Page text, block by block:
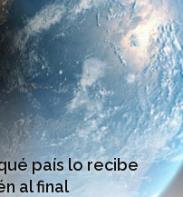
país lo recibe
al final